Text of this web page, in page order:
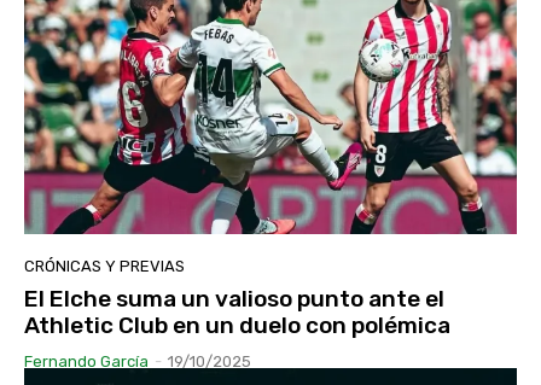
CRÓNICAS Y PREVIAS
El Elche suma un valioso punto ante el
Athletic Club en un duelo con polémica
Fernando García - 19/10/2025